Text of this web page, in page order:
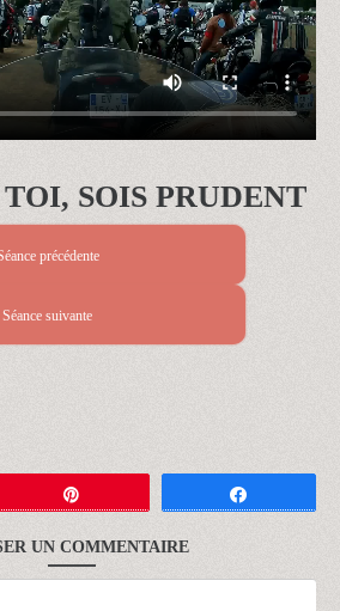
SOIS PRUDENT
précédente
Séance suivante
UN COMMENTAIRE